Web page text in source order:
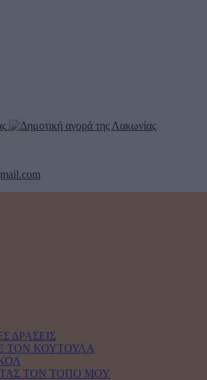
ΔΡΑΣΕΙΣ
ΤΟΝ ΚΟΥΤΟΥΛΑ
ΤΟΝ ΤΟΠΟ ΜΟΥ